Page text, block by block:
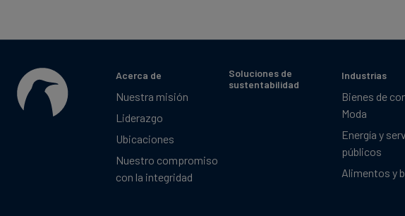
Acerca de
Nuestra misión
Liderazgo
Ubicaciones
Nuestro compromiso
con la integridad
Soluciones de
sustentabilidad
Industrias
Bienes de
Moda
Energía y
públicos
Alimentos y